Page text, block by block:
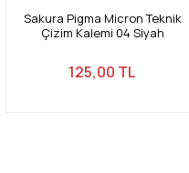
Sakura Pigma Micron Teknik
Çizim Kalemi 04 Siyah
125,00 TL